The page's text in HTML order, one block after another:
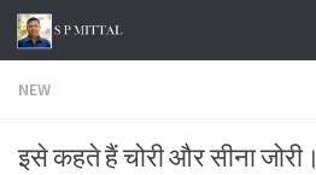
Skip to content
NEW
इसे कहते हैं चोरी और सीना जोरी।